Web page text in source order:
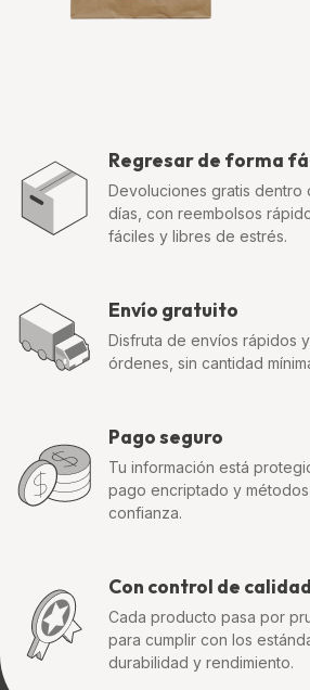
Regresar de forma
Devoluciones gratis dentro
días, con reembolsos
fáciles y libres de estrés.
Envío gratuito
Disfruta de envíos rápidos
órdenes, sin cantidad
Pago seguro
Tu información está
pago encriptado y
confianza.
Con control de calidad
Cada producto pasa por
para cumplir con los
durabilidad y rendimiento.